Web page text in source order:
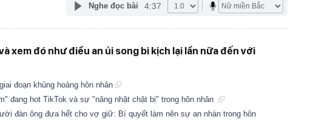
Nghe đọc bài 4:37
xem đó như điều an ủi song bi kịch lại lần nữa đến với
đoạn khủng hoảng hôn nhân
đang hot TikTok và sự "năng nhặt chặt bị" trong hôn nhân
đàn ông đưa hết cho vợ giữ: Bí quyết làm nên sự an nhàn trong hôn